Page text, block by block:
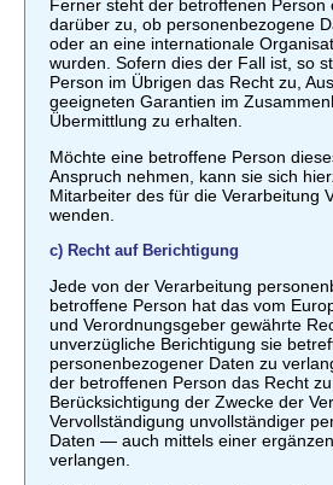
Ferner steht der betroffenen Person
darüber zu, ob personenbezogene
oder an eine internationale
wurden. Sofern dies der Fall ist, so
Person im Übrigen das Recht zu,
geeigneten Garantien im
Übermittlung zu erhalten.
Möchte eine betroffene Person
Anspruch nehmen, kann sie sich
Mitarbeiter des für die Verarbeitung
wenden.
c) Recht auf Berichtigung
Jede von der Verarbeitung
betroffene Person hat das vom
und Verordnungsgeber gewährte
unverzügliche Berichtigung sie
personenbezogener Daten zu
der betroffenen Person das Recht
Berücksichtigung der Zwecke der
Vervollständigung unvollständiger
Daten — auch mittels einer
verlangen.